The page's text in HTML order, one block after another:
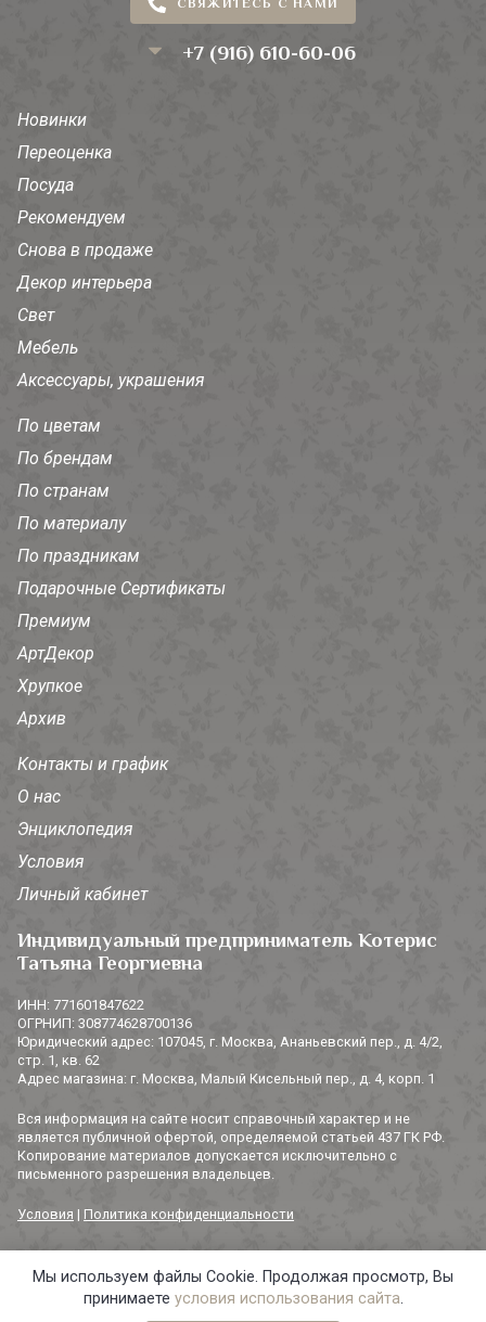
СВЯЖИТЕСЬ С НАМИ
+7 (916) 610-60-06
Новинки
Переоценка
Посуда
Рекомендуем
Снова в продаже
Декор интерьера
Свет
Мебель
Аксессуары, украшения
По цветам
По брендам
По странам
По материалу
По праздникам
Подарочные Сертификаты
Премиум
АртДекор
Хрупкое
Архив
Контакты и график
О нас
Энциклопедия
Условия
Личный кабинет
Индивидуальный предприниматель Котерис
Татьяна Георгиевна
ИНН: 771601847622
ОГРНИП: 308774628700136
Юридический адрес: 107045, г. Москва, Ананьевский пер., д. 4/2,
стр. 1, кв. 62
Адрес магазина: г. Москва, Малый Кисельный пер., д. 4, корп. 1
Вся информация на сайте носит справочный характер и не
является публичной офертой, определяемой статьей 437 ГК РФ.
Копирование материалов допускается исключительно с
письменного разрешения владельцев.
Условия | Политика конфиденциальности
© 2014-2026 «3 СОРОКИ». Все права защищены.
Мы используем файлы Cookie. Продолжая просмотр, Вы
принимаете условия использования сайта.